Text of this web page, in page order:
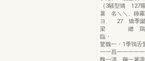
｛3騒型矯 127
薯 名＼＼
ヨ 27 矯季蹴｝
梁 纏 鶏一…一
臨・ F
驚魏一・1季鴇
一一昌一一一一